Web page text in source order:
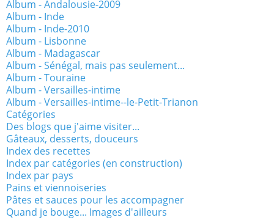
Album - Andalousie-2009
Album - Inde
Album - Inde-2010
Album - Lisbonne
Album - Madagascar
Album - Sénégal, mais pas seulement...
Album - Touraine
Album - Versailles-intime
Album - Versailles-intime--le-Petit-Trianon
Catégories
Des blogs que j'aime visiter...
Gâteaux, desserts, douceurs
Index des recettes
Index par catégories (en construction)
Index par pays
Pains et viennoiseries
Pâtes et sauces pour les accompagner
Quand je bouge... Images d'ailleurs